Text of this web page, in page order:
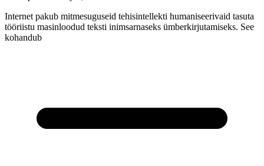
Internet pakub mitmesuguseid tehisintellekti humaniseerivaid tasuta
tööriistu masinloodud teksti inimsarnaseks ümberkirjutamiseks. See
kohandub